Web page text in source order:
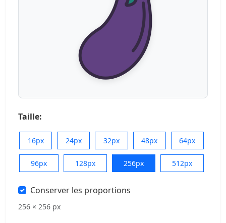
Taille:
16px 24px 32px 48px 64px
96px 128px 256px 512px
Conserver les proportions
256 × 256 px